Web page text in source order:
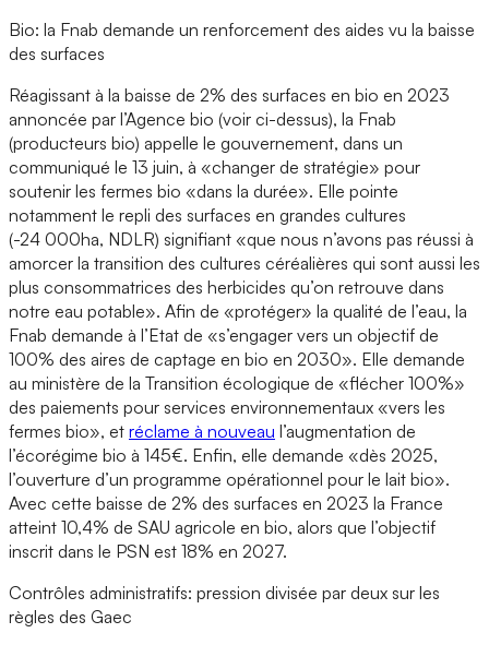
Bio: la Fnab demande un renforcement des aides vu la baisse
des surfaces
Réagissant à la baisse de 2% des surfaces en bio en 2023
annoncée par l’Agence bio (voir ci-dessus), la Fnab
(producteurs bio) appelle le gouvernement, dans un
communiqué le 13 juin, à «changer de stratégie» pour
soutenir les fermes bio «dans la durée». Elle pointe
notamment le repli des surfaces en grandes cultures
(-24 000ha, NDLR) signifiant «que nous n’avons pas réussi à
amorcer la transition des cultures céréalières qui sont aussi les
plus consommatrices des herbicides qu’on retrouve dans
notre eau potable». Afin de «protéger» la qualité de l’eau, la
Fnab demande à l’Etat de «s’engager vers un objectif de
100% des aires de captage en bio en 2030». Elle demande
au ministère de la Transition écologique de «flécher 100%»
des paiements pour services environnementaux «vers les
fermes bio», et réclame à nouveau l’augmentation de
l’écorégime bio à 145€. Enfin, elle demande «dès 2025,
l’ouverture d’un programme opérationnel pour le lait bio».
Avec cette baisse de 2% des surfaces en 2023 la France
atteint 10,4% de SAU agricole en bio, alors que l’objectif
inscrit dans le PSN est 18% en 2027.
Contrôles administratifs: pression divisée par deux sur les
règles des Gaec